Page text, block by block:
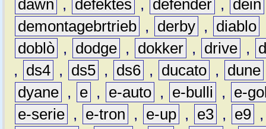
dawn , defektes , defender , dein
demontagebrtrieb , derby , diablo
doblò , dodge , dokker , drive ,
,
ds4 , ds5 , ds6 , ducato , dune
dyane , e , e-auto , e-bulli ,
e-
e-serie , e-tron , e-up , e3 , e9